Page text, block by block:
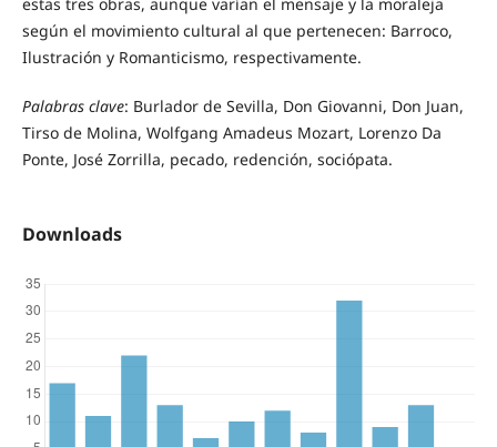
según el movimiento cultural al que pertenecen: Barroco,
Ilustración y Romanticismo, respectivamente.
Palabras clave: Burlador de Sevilla, Don Giovanni, Don Juan,
Tirso de Molina, Wolfgang Amadeus Mozart, Lorenzo Da
Ponte, José Zorrilla, pecado, redención, sociópata.
Downloads